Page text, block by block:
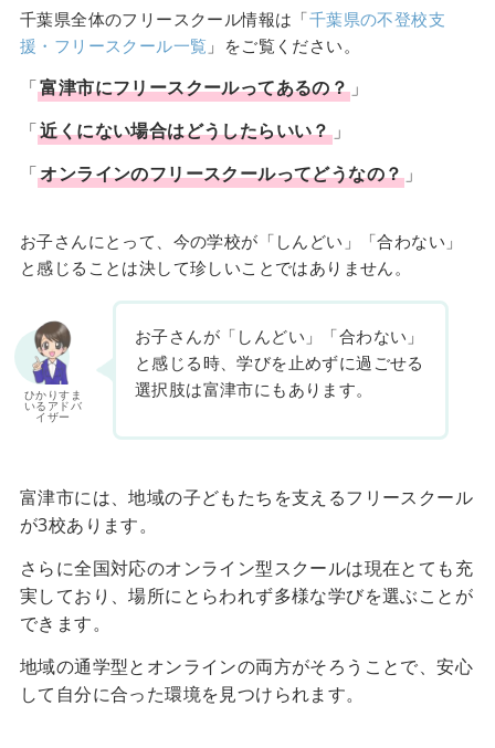
千葉県全体のフリースクール情報は「千葉県の不登校支
援・フリースクール一覧 」をご覧ください。
「富津市にフリースクールってあるの？ 」
「近くにない場合はどうしたらいい？」
「オンラインのフリースクールってどうなの？ 」
お子さんにとって、今の学校が「しんどい」「合わない」
と感じることは決して珍しいことではありません。
ひかりすま
いるアドバ
イザー
お子さんが「しんどい」「合わない」
と感じる時、学びを止めずに過ごせる
選択肢は富津市にもあります。
富津市には、地域の子どもたちを支えるフリースクール
が3校あります。
さらに全国対応のオンライン型スクールは現在とても充
実しており、場所にとらわれず多様な学びを選ぶことが
できます。
地域の通学型とオンラインの両方がそろうことで、安心
して自分に合った環境を見つけられます。